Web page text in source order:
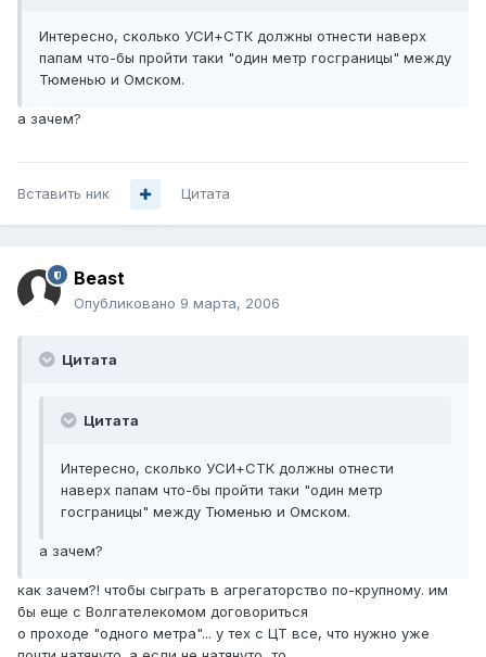
Интересно, сколько УСИ+СТК должны отнести наверх
папам что-бы пройти таки "один метр госграницы" между
Тюменью и Омском.
а зачем?
Вставить ник Цитата
Beast
Опубликовано 9 марта, 2006
Цитата
Цитата
Интересно, сколько УСИ+СТК должны отнести
наверх папам что-бы пройти таки "один метр
госграницы" между Тюменью и Омском.
а зачем?
как зачем?! чтобы сыграть в агрегаторство по-крупному. им
бы еще с Волгателекомом договориться
о проходе "одного метра"... у тех с ЦТ все, что нужно уже